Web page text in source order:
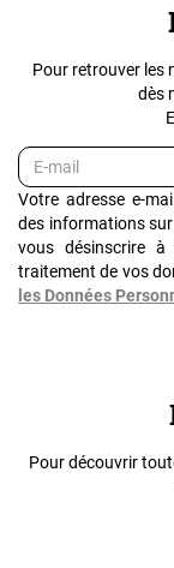
Pour retrouver les
dès
Votre adresse e-
des informations
vous désinscrire
traitement de vos
les Données
Pour découvrir